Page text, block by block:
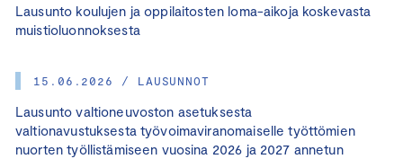
Lausunto koulujen ja oppilaitosten loma-aikoja koskevasta
muistioluonnoksesta
15.06.2026 / LAUSUNNOT
Lausunto valtioneuvoston asetuksesta
valtionavustuksesta työvoimaviranomaiselle työttömien
nuorten työllistämiseen vuosina 2026 ja 2027 annetun